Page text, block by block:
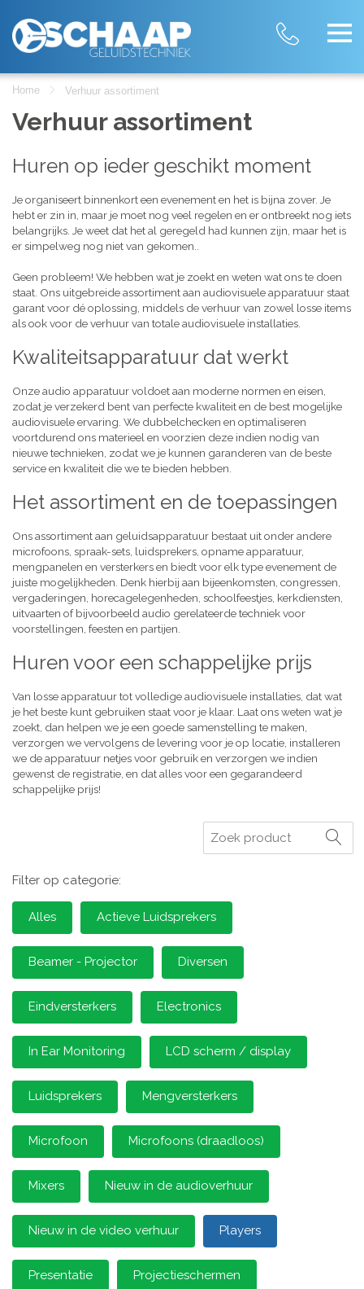
Home Verhuur assortiment
Verhuur assortiment
Huren op ieder geschikt moment
Je organiseert binnenkort een evenement en het is bijna zover. Je
hebt er zin in, maar je moet nog veel regelen en er ontbreekt nog iets
belangrijks. Je weet dat het al geregeld had kunnen zijn, maar het is
er simpelweg nog niet van gekomen..
Geen probleem! We hebben wat je zoekt en weten wat ons te doen
staat. Ons uitgebreide assortiment aan audiovisuele apparatuur staat
garant voor dé oplossing, middels de verhuur van zowel losse items
als ook voor de verhuur van totale audiovisuele installaties.
Kwaliteitsapparatuur dat werkt
Onze audio apparatuur voldoet aan moderne normen en eisen,
zodat je verzekerd bent van perfecte kwaliteit en de best mogelijke
audiovisuele ervaring. We dubbelchecken en optimaliseren
voortdurend ons materieel en voorzien deze indien nodig van
nieuwe technieken, zodat we je kunnen garanderen van de beste
service en kwaliteit die we te bieden hebben.
Het assortiment en de toepassingen
Ons assortiment aan geluidsapparatuur bestaat uit onder andere
microfoons, spraak-sets, luidsprekers, opname apparatuur,
mengpanelen en versterkers en biedt voor elk type evenement de
juiste mogelijkheden. Denk hierbij aan bijeenkomsten, congressen,
vergaderingen, horecagelegenheden, schoolfeestjes, kerkdiensten,
uitvaarten of bijvoorbeeld audio gerelateerde techniek voor
voorstellingen, feesten en partijen.
Huren voor een schappelijke prijs
Van losse apparatuur tot volledige audiovisuele installaties, dat wat
je het beste kunt gebruiken staat voor je klaar. Laat ons weten wat je
zoekt, dan helpen we je een goede samenstelling te maken,
verzorgen we vervolgens de levering voor je op locatie, installeren
we de apparatuur netjes voor gebruik en verzorgen we indien
gewenst de registratie, en dat alles voor een gegarandeerd
schappelijke prijs!
Zoeken
Filter op categorie:
Alles Actieve Luidsprekers
Beamer - Projector Diversen
Eindversterkers Electronics
In Ear Monitoring LCD scherm / display
Luidsprekers Mengversterkers
Microfoon Microfoons (draadloos)
Mixers Nieuw in de audioverhuur
Nieuw in de video verhuur Players
Presentatie Projectieschermen